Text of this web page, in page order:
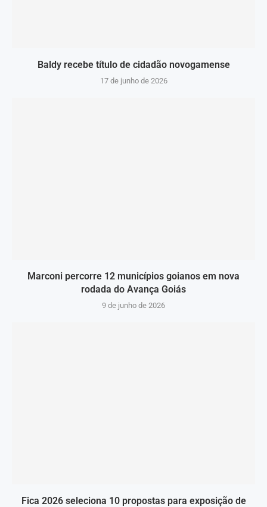
Baldy recebe título de cidadão novogamense
17 de junho de 2026
Marconi percorre 12 municípios goianos em nova
rodada do Avança Goiás
9 de junho de 2026
Fica 2026 seleciona 10 propostas para exposição de